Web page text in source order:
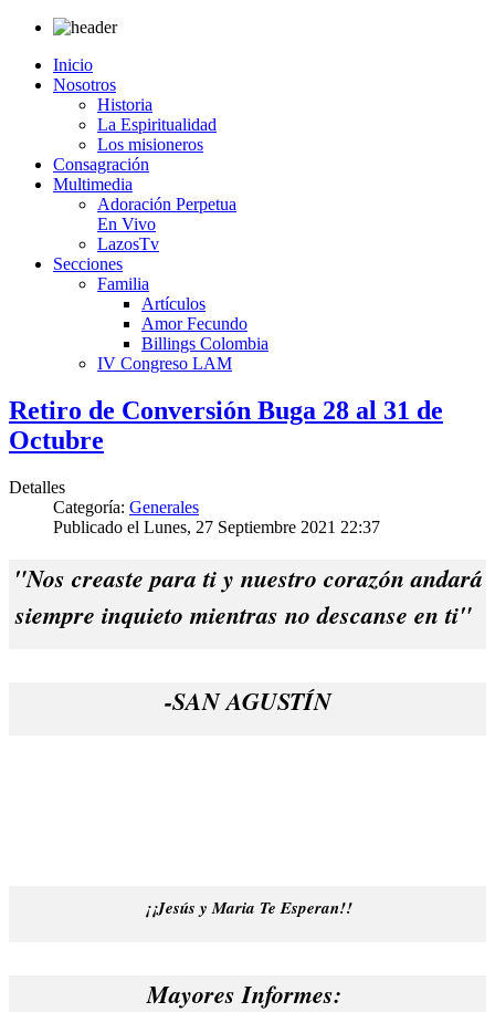
Inicio
Nosotros
Historia
La Espiritualidad
Los misioneros
Consagración
Multimedia
Adoración Perpetua
En Vivo
LazosTv
Secciones
Familia
Artículos
Amor Fecundo
Billings Colombia
IV Congreso LAM
Retiro de Conversión Buga 28 al 31 de
Octubre
Detalles
Categoría: Generales
Publicado el Lunes, 27 Septiembre 2021 22:37
"Nos creaste para ti y nuestro corazón andará
siempre inquieto mientras no descanse en ti"
-SAN AGUSTÍN
¡¡Jesús y Maria Te Esperan!!
Mayores Informes: